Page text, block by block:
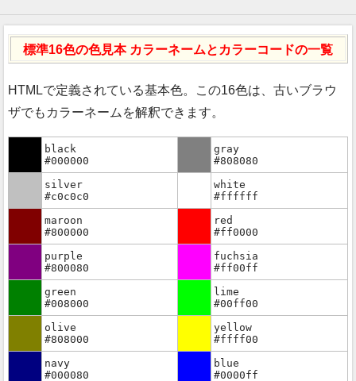
標準16色の色見本 カラーネームとカラーコードの一覧
HTMLで定義されている基本色。この16色は、古いブラウ
ザでもカラーネームを解釈できます。
black
#000000
gray
#808080
silver
#c0c0c0
white
#ffffff
maroon
#800000
red
#ff0000
purple
#800080
fuchsia
#ff00ff
green
#008000
lime
#00ff00
olive
#808000
yellow
#ffff00
navy
#000080
blue
#0000ff